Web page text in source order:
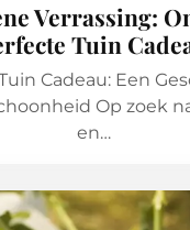
Verrassing:
Tuin
Cadeau: Een
Op zoek
en…